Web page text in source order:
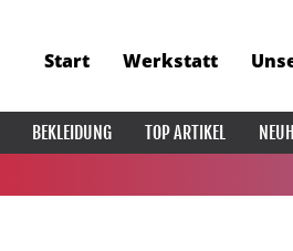
Start Werkstatt
BEKLEIDUNG TOP ARTIKEL